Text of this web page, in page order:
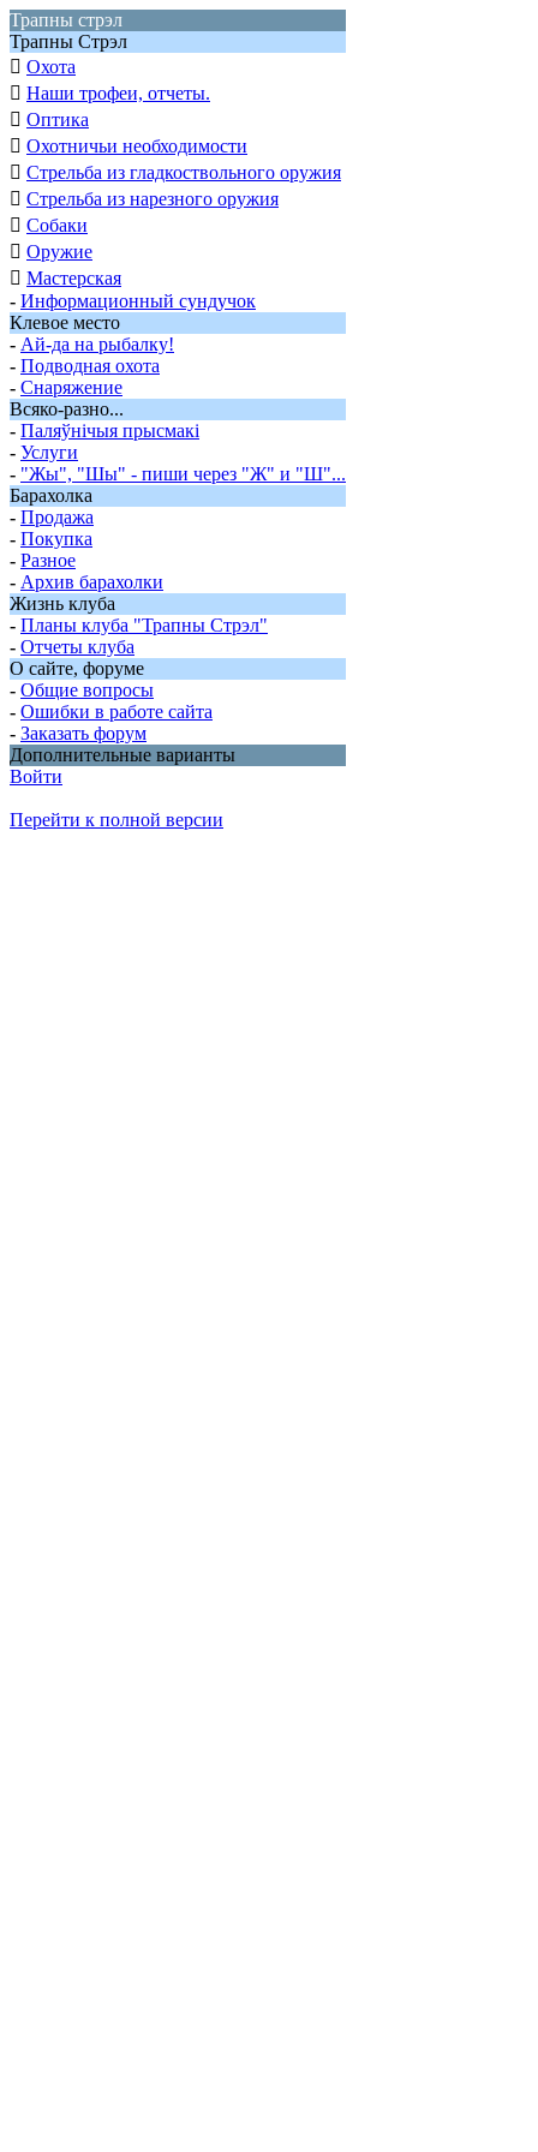
Трапны стрэл
Трапны Стрэл
 Охота
 Наши трофеи, отчеты.
 Оптика
 Охотничьи необходимости
 Стрельба из гладкоствольного оружия
 Стрельба из нарезного оружия
 Собаки
 Оружие
 Мастерская
- Информационный сундучок
Клевое место
- Ай-да на рыбалку!
- Подводная охота
- Снаряжение
Всяко-разно...
- Паляўнiчыя прысмакi
- Услуги
- "Жы", "Шы" - пиши через "Ж" и "Ш"...
Барахолка
- Продажа
- Покупка
- Разное
- Архив барахолки
Жизнь клуба
- Планы клуба "Трапны Стрэл"
- Отчеты клуба
О сайте, форуме
- Общие вопросы
- Ошибки в работе сайта
- Заказать форум
Дополнительные варианты
Войти
Перейти к полной версии